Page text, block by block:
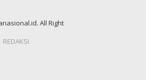
All Right
REDAKSI